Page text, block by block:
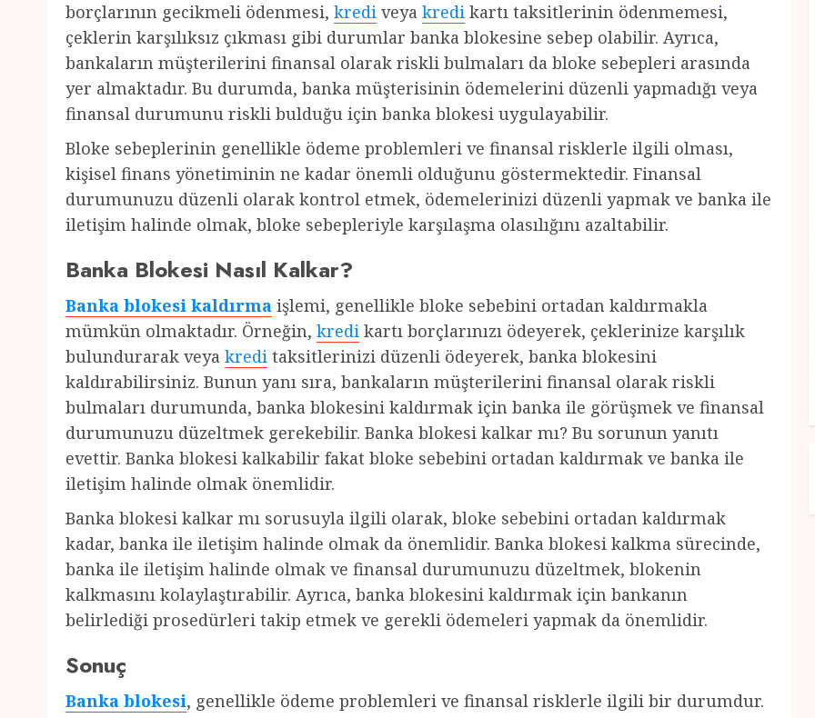
borçlarının gecikmeli ödenmesi, kredi veya kredi kartı taksitlerinin ödenmemesi,
çeklerin karşılıksız çıkması gibi durumlar banka blokesine sebep olabilir. Ayrıca,
bankaların müşterilerini finansal olarak riskli bulmaları da bloke sebepleri arasında
yer almaktadır. Bu durumda, banka müşterisinin ödemelerini düzenli yapmadığı veya
finansal durumunu riskli bulduğu için banka blokesi uygulayabilir.
Bloke sebeplerinin genellikle ödeme problemleri ve finansal risklerle ilgili olması,
kişisel finans yönetiminin ne kadar önemli olduğunu göstermektedir. Finansal
durumunuzu düzenli olarak kontrol etmek, ödemelerinizi düzenli yapmak ve banka ile
iletişim halinde olmak, bloke sebepleriyle karşılaşma olasılığını azaltabilir.
Banka Blokesi Nasıl Kalkar?
Banka blokesi kaldırma işlemi, genellikle bloke sebebini ortadan kaldırmakla
mümkün olmaktadır. Örneğin, kredi kartı borçlarınızı ödeyerek, çeklerinize karşılık
bulundurarak veya kredi taksitlerinizi düzenli ödeyerek, banka blokesini
kaldırabilirsiniz. Bunun yanı sıra, bankaların müşterilerini finansal olarak riskli
bulmaları durumunda, banka blokesini kaldırmak için banka ile görüşmek ve finansal
durumunuzu düzeltmek gerekebilir. Banka blokesi kalkar mı? Bu sorunun yanıtı
evettir. Banka blokesi kalkabilir fakat bloke sebebini ortadan kaldırmak ve banka ile
iletişim halinde olmak önemlidir.
Banka blokesi kalkar mı sorusuyla ilgili olarak, bloke sebebini ortadan kaldırmak
kadar, banka ile iletişim halinde olmak da önemlidir. Banka blokesi kalkma sürecinde,
banka ile iletişim halinde olmak ve finansal durumunuzu düzeltmek, blokenin
kalkmasını kolaylaştırabilir. Ayrıca, banka blokesini kaldırmak için bankanın
belirlediği prosedürleri takip etmek ve gerekli ödemeleri yapmak da önemlidir.
Sonuç
Banka blokesi, genellikle ödeme problemleri ve finansal risklerle ilgili bir durumdur.